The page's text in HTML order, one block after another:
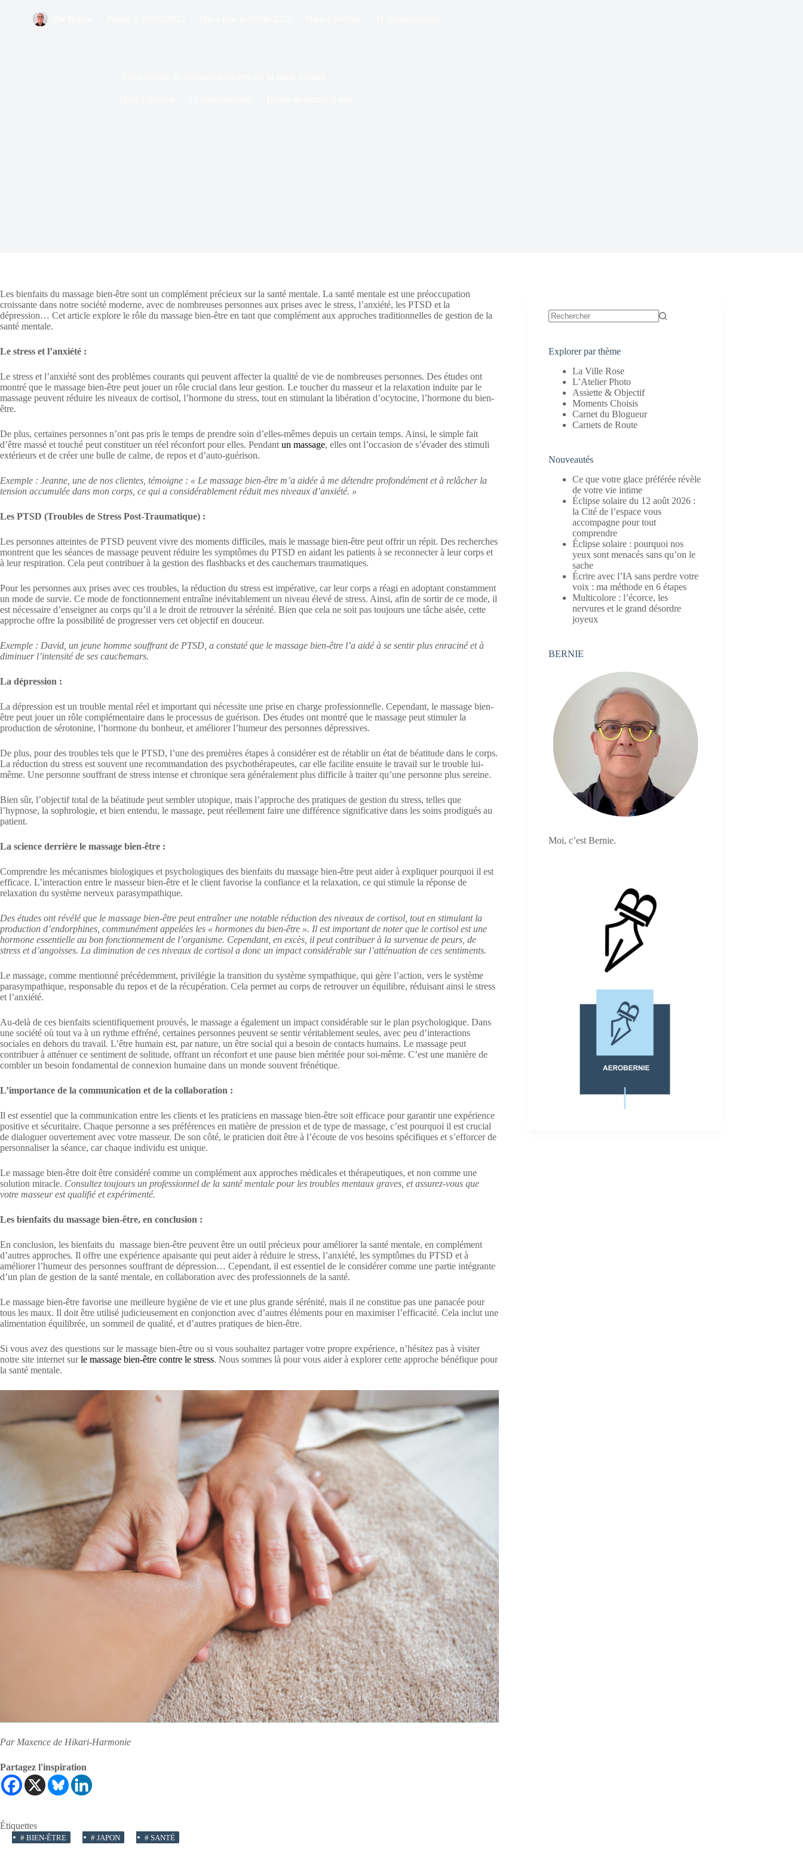
Les bienfaits du massage bien-être sont un complément précieux sur la santé mentale. La santé mentale est une préoccupation
croissante dans notre société moderne, avec de nombreuses personnes aux prises avec le stress, l’anxiété, les PTSD et la
dépression… Cet article explore le rôle du massage bien-être en tant que complément aux approches traditionnelles de gestion de la
santé mentale.
Le stress et l’anxiété :
Le stress et l’anxiété sont des problèmes courants qui peuvent affecter la qualité de vie de nombreuses personnes. Des études ont
montré que le massage bien-être peut jouer un rôle crucial dans leur gestion. Le toucher du masseur et la relaxation induite par le
massage peuvent réduire les niveaux de cortisol, l’hormone du stress, tout en stimulant la libération d’ocytocine, l’hormone du bien-
être.
De plus, certaines personnes n’ont pas pris le temps de prendre soin d’elles-mêmes depuis un certain temps. Ainsi, le simple fait
d’être massé et touché peut constituer un réel réconfort pour elles. Pendant un massage, elles ont l’occasion de s’évader des stimuli
extérieurs et de créer une bulle de calme, de repos et d’auto-guérison.
Exemple : Jeanne, une de nos clientes, témoigne : « Le massage bien-être m’a aidée à me détendre profondément et à relâcher la
tension accumulée dans mon corps, ce qui a considérablement réduit mes niveaux d’anxiété. »
Les PTSD (Troubles de Stress Post-Traumatique) :
Les personnes atteintes de PTSD peuvent vivre des moments difficiles, mais le massage bien-être peut offrir un répit. Des recherches
montrent que les séances de massage peuvent réduire les symptômes du PTSD en aidant les patients à se reconnecter à leur corps et
à leur respiration. Cela peut contribuer à la gestion des flashbacks et des cauchemars traumatiques.
Pour les personnes aux prises avec ces troubles, la réduction du stress est impérative, car leur corps a réagi en adoptant constamment
un mode de survie. Ce mode de fonctionnement entraîne inévitablement un niveau élevé de stress. Ainsi, afin de sortir de ce mode, il
est nécessaire d’enseigner au corps qu’il a le droit de retrouver la sérénité. Bien que cela ne soit pas toujours une tâche aisée, cette
approche offre la possibilité de progresser vers cet objectif en douceur.
Exemple : David, un jeune homme souffrant de PTSD, a constaté que le massage bien-être l’a aidé à se sentir plus enraciné et à
diminuer l’intensité de ses cauchemars.
La dépression :
La dépression est un trouble mental réel et important qui nécessite une prise en charge professionnelle. Cependant, le massage bien-
être peut jouer un rôle complémentaire dans le processus de guérison. Des études ont montré que le massage peut stimuler la
production de sérotonine, l’hormone du bonheur, et améliorer l’humeur des personnes dépressives.
De plus, pour des troubles tels que le PTSD, l’une des premières étapes à considérer est de rétablir un état de béatitude dans le corps.
La réduction du stress est souvent une recommandation des psychothérapeutes, car elle facilite ensuite le travail sur le trouble lui-
même. Une personne souffrant de stress intense et chronique sera généralement plus difficile à traiter qu’une personne plus sereine.
Bien sûr, l’objectif total de la béatitude peut sembler utopique, mais l’approche des pratiques de gestion du stress, telles que
l’hypnose, la sophrologie, et bien entendu, le massage, peut réellement faire une différence significative dans les soins prodigués au
patient.
La science derrière le massage bien-être :
Comprendre les mécanismes biologiques et psychologiques des bienfaits du massage bien-être peut aider à expliquer pourquoi il est
efficace. L’interaction entre le masseur bien-être et le client favorise la confiance et la relaxation, ce qui stimule la réponse de
relaxation du système nerveux parasympathique.
Des études ont révélé que le massage bien-être peut entraîner une notable réduction des niveaux de cortisol, tout en stimulant la
production d’endorphines, communément appelées les « hormones du bien-être ». Il est important de noter que le cortisol est une
hormone essentielle au bon fonctionnement de l’organisme. Cependant, en excès, il peut contribuer à la survenue de peurs, de
stress et d’angoisses. La diminution de ces niveaux de cortisol a donc un impact considérable sur l’atténuation de ces sentiments.
Le massage, comme mentionné précédemment, privilégie la transition du système sympathique, qui gère l’action, vers le système
parasympathique, responsable du repos et de la récupération. Cela permet au corps de retrouver un équilibre, réduisant ainsi le stress
et l’anxiété.
Au-delà de ces bienfaits scientifiquement prouvés, le massage a également un impact considérable sur le plan psychologique. Dans
une société où tout va à un rythme effréné, certaines personnes peuvent se sentir véritablement seules, avec peu d’interactions
sociales en dehors du travail. L’être humain est, par nature, un être social qui a besoin de contacts humains. Le massage peut
contribuer à atténuer ce sentiment de solitude, offrant un réconfort et une pause bien méritée pour soi-même. C’est une manière de
combler un besoin fondamental de connexion humaine dans un monde souvent frénétique.
L’importance de la communication et de la collaboration :
Il est essentiel que la communication entre les clients et les praticiens en massage bien-être soit efficace pour garantir une expérience
positive et sécuritaire. Chaque personne a ses préférences en matière de pression et de type de massage, c’est pourquoi il est crucial
de dialoguer ouvertement avec votre masseur. De son côté, le praticien doit être à l’écoute de vos besoins spécifiques et s’efforcer de
personnaliser la séance, car chaque individu est unique.
Le massage bien-être doit être considéré comme un complément aux approches médicales et thérapeutiques, et non comme une
solution miracle. Consultez toujours un professionnel de la santé mentale pour les troubles mentaux graves, et assurez-vous que
votre masseur est qualifié et expérimenté.
Les bienfaits du massage bien-être, en conclusion :
En conclusion, les bienfaits du massage bien-être peuvent être un outil précieux pour améliorer la santé mentale, en complément
d’autres approches. Il offre une expérience apaisante qui peut aider à réduire le stress, l’anxiété, les symptômes du PTSD et à
améliorer l’humeur des personnes souffrant de dépression… Cependant, il est essentiel de le considérer comme une partie intégrante
d’un plan de gestion de la santé mentale, en collaboration avec des professionnels de la santé.
Le massage bien-être favorise une meilleure hygiène de vie et une plus grande sérénité, mais il ne constitue pas une panacée pour
tous les maux. Il doit être utilisé judicieusement en conjonction avec d’autres éléments pour en maximiser l’efficacité. Cela inclut une
alimentation équilibrée, un sommeil de qualité, et d’autres pratiques de bien-être.
Si vous avez des questions sur le massage bien-être ou si vous souhaitez partager votre propre expérience, n’hésitez pas à visiter
notre site internet surle massage bien-être contre le stress. Nous sommes là pour vous aider à explorer cette approche bénéfique pour
la santé mentale.
Par Maxence de Hikari-Harmonie
Partagez l'inspiration
Étiquettes
# BIEN-ÊTRE # JAPON # SANTÉ
Explorer par thème
La Ville Rose
L’Atelier Photo
Assiette & Objectif
Moments Choisis
Carnet du Blogueur
Carnets de Route
Nouveautés
Ce que votre glace préférée révèle
de votre vie intime
Éclipse solaire du 12 août 2026 :
la Cité de l’espace vous
accompagne pour tout
comprendre
Éclipse solaire : pourquoi nos
yeux sont menacés sans qu’on le
sache
Écrire avec l’IA sans perdre votre
voix : ma méthode en 6 étapes
Multicolore : l’écorce, les
nervures et le grand désordre
joyeux
BERNIE
Moi, c’est Bernie.